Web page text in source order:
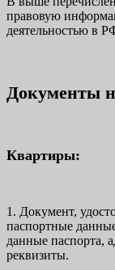
правовую
деятельностью в
Документы
Квартиры:
1. Документ,
паспортные
данные паспорта,
реквизиты.